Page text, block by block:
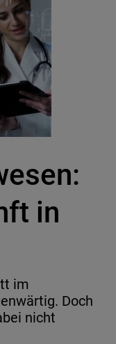
in
im
Doch
nicht